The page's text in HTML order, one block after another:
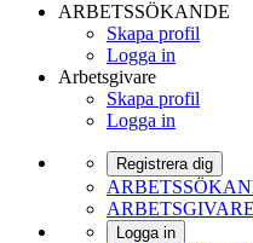
ARBETSSÖKANDE
Skapa profil
Logga in
Arbetsgivare
Skapa profil
Logga in
Registrera dig
ARBETSGIVARE
Logga in